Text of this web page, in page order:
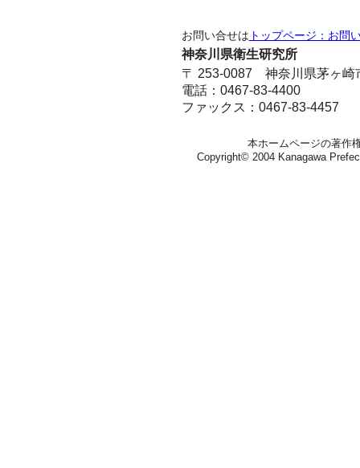
お問い合せは トップページ：お問
神奈川県衛生研究所
〒 253-0087 神奈川県茅ヶ崎
電話：0467-83-4400
ファックス：0467-83-4457
本ホームページの著作
Copyright© 2004 Kanagawa